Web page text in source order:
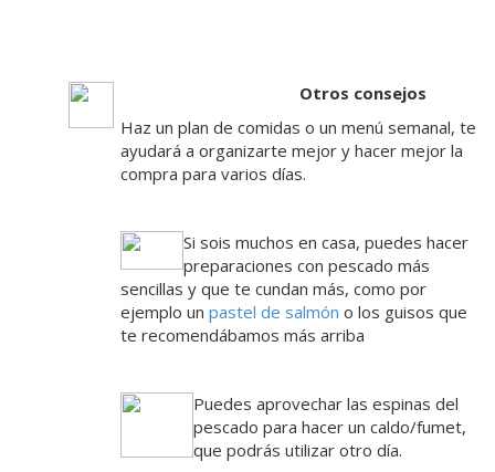
Otros consejos
Haz un plan de comidas o un menú semanal, te
ayudará a organizarte mejor y hacer mejor la
compra para varios días.
Si sois muchos en casa, puedes hacer
preparaciones con pescado más
sencillas y que te cundan más, como por
ejemplo unpastel de salmón o los guisos que
te recomendábamos más arriba
Puedes aprovechar las espinas del
pescado para hacer un caldo/fumet,
que podrás utilizar otro día.